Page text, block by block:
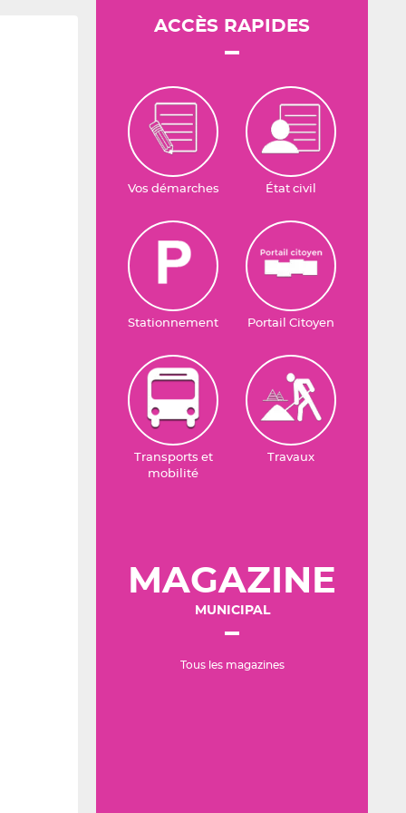
ACCÈS RAPIDES
Vos démarches État civil
Stationnement Portail Citoyen
Transports et
mobilité
Travaux
MAGAZINE
MUNICIPAL
Tous les magazines